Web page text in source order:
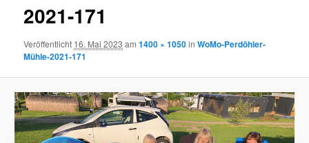
2021-171
Veröffentlicht 16. Mai 2023 am1400 × 1050inWoMo-Perdöhler-
Mühle-2021-171